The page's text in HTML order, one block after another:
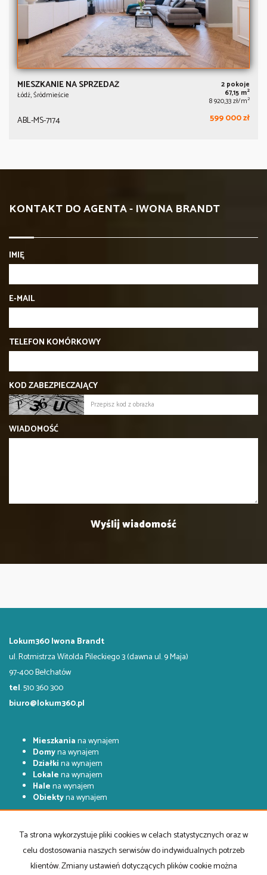
MIESZKANIE NA SPRZEDAŻ
Łódź, Śródmieście
2 pokoje
67,15 m2
8 920,33 zł/m2
ABL-MS-7174 599 000 zł
KONTAKT DO AGENTA - IWONA BRANDT
IMIĘ
E-MAIL
TELEFON KOMÓRKOWY
KOD ZABEZPIECZAJĄCY
WIADOMOŚĆ
Lokum360 Iwona Brandt
ul. Rotmistrza Witolda Pileckiego 3 (dawna ul. 9 Maja)
97-400 Bełchatów
tel. 510 360 300
biuro@lokum360.pl
Mieszkaniana wynajem
Domyna wynajem
Działkina wynajem
Lokalena wynajem
Halena wynajem
Obiektyna wynajem
Domy
na sprzedaż
Działkina sprzedaż
Lokalena sprzedaż
Halena sprzedaż
Ta strona wykorzystuje pliki cookies w celach statystycznych oraz w
celu dostosowania naszych serwisów do indywidualnych potrzeb
klientów. Zmiany ustawień dotyczących plików cookie można